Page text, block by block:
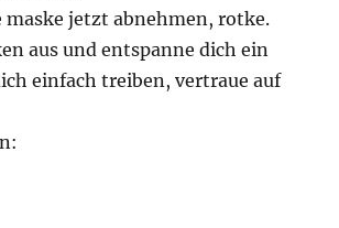
maske jetzt abnehmen, rotke.
aus und entspanne dich ein
einfach treiben, vertraue auf